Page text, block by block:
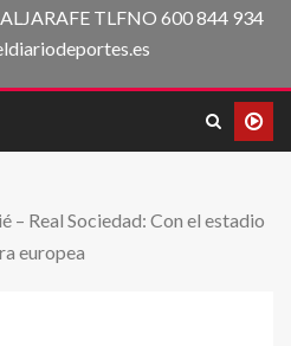
TLFNO 600 844 934
– Real Sociedad: Con el estadio
europea